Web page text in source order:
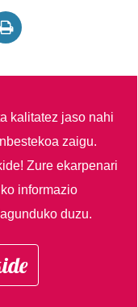
kalitatez jaso nahi
zaigu.
Zure ekarpenari
informazio
duzu.